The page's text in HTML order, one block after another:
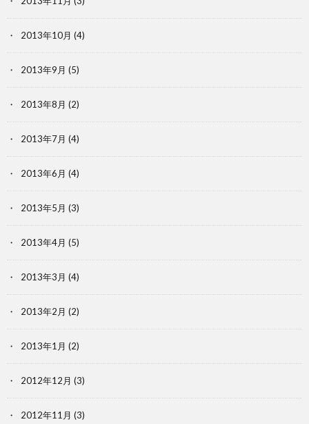
2013年10月 (4)
2013年9月 (5)
2013年8月 (2)
2013年7月 (4)
2013年6月 (4)
2013年5月 (3)
2013年4月 (5)
2013年3月 (4)
2013年2月 (2)
2013年1月 (2)
2012年12月 (3)
2012年11月 (3)